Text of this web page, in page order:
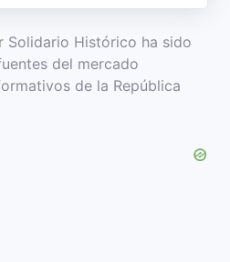
Solidario Histórico ha sido
del mercado
de la República